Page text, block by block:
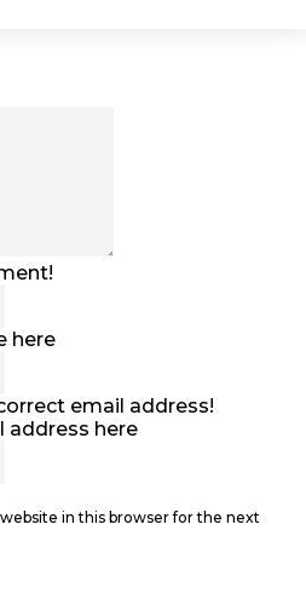
here
email address!
address here
in this browser for the next